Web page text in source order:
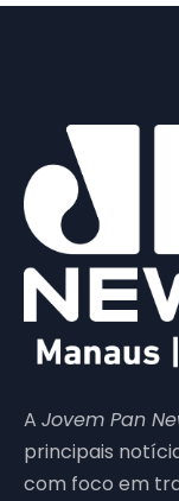
A Jovem Pan
principais
com foco em